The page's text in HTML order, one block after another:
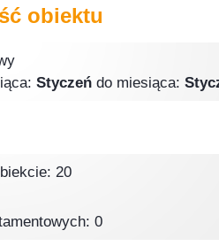
obiektu
Styczeń do miesiąca:
20
0